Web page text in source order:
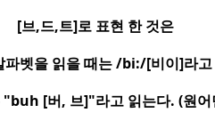
[브,드,트]로 표현 한 것은
파벳을 읽을 때는/bi:/[비이]라
"buh [버, 브]"라고 읽는다. (원어